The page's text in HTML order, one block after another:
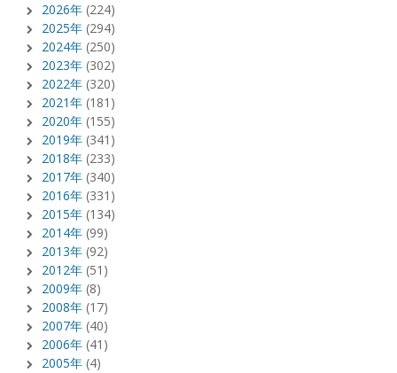
2026年 (224)
2025年 (294)
2024年 (250)
2023年 (302)
2022年 (320)
2021年 (181)
2020年 (155)
2019年 (341)
2018年 (233)
2017年 (340)
2016年 (331)
2015年 (134)
2014年 (99)
2013年 (92)
2012年 (51)
2009年 (8)
2008年 (17)
2007年 (40)
2006年 (41)
2005年 (4)